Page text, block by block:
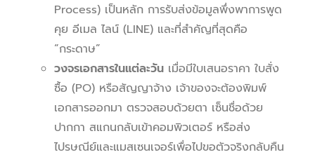
Process) เป็นหลัก การรับส่งข้อมูลพึ่งพาการพูด
คุย อีเมล ไลน์ (LINE) และที่สำคัญที่สุดคือ
“กระดาษ”
วงจรเอกสารในแต่ละวัน เมื่อมีใบเสนอราคา ใบสั่ง
ซื้อ (PO) หรือสัญญาจ้าง เจ้าของจะต้องพิมพ์
เอกสารออกมา ตรวจสอบด้วยตา เซ็นชื่อด้วย
ปากกา สแกนกลับเข้าคอมพิวเตอร์ หรือส่ง
ไปรษณีย์และแมสเซนเจอร์เพื่อไปขอตัวจริงกลับคืน